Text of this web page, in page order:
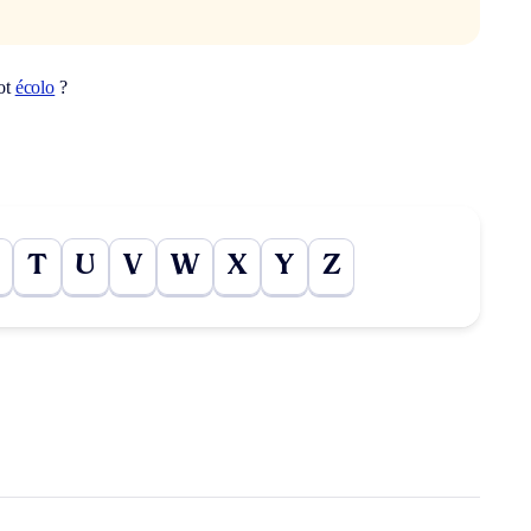
écolo ?
T U V W X Y Z